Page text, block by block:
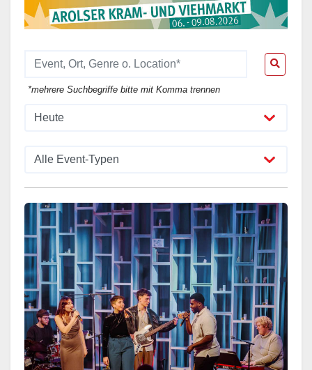
*mehrere Suchbegriffe bitte mit Komma trennen